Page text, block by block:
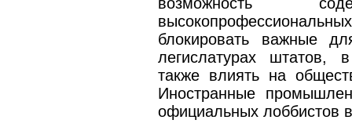
блокировать важные
легислатурах штатов,
также влиять на
Иностранные
официальных лоббистов